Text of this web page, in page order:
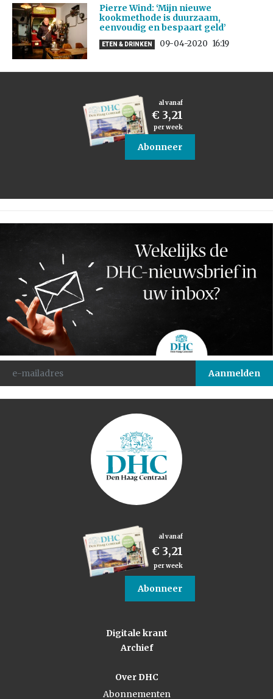
Pierre Wind: ‘Mijn nieuwe
kookmethode is duurzaam,
eenvoudig en bespaart geld’
ETEN & DRINKEN 09-04-2020 16:19
al vanaf
€ 3,21
per week
Abonneer
al vanaf
€ 3,21
per week
Abonneer
Digitale krant
Archief
Over DHC
Abonnementen